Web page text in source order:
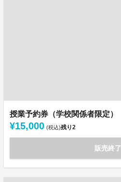
授業予約券（学校関係者限定）
¥15,000 (税込)残り2
販売終了